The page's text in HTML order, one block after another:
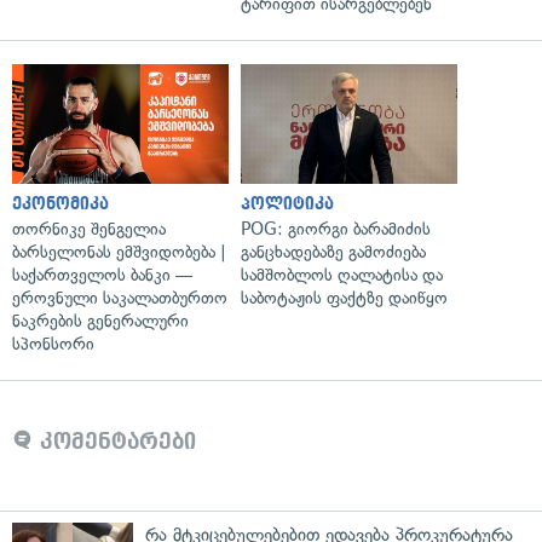
ტარიფით ისარგებლებენ
ეკონომიკა
თორნიკე შენგელია
ბარსელონას ემშვიდობება |
საქართველოს ბანკი —
ეროვნული საკალათბურთო
ნაკრების გენერალური
სპონსორი
პოლიტიკა
POG: გიორგი ბარამიძის
განცხადებაზე გამოძიება
სამშობლოს ღალატისა და
საბოტაჟის ფაქტზე დაიწყო
კომენტარები
რა მტკიცებულებებით ედავება პროკურატურა